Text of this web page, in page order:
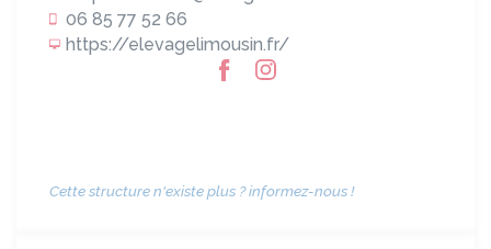
06 85 77 52 66
https://elevagelimousin.fr/
Cette structure n'existe plus ? informez-nous !